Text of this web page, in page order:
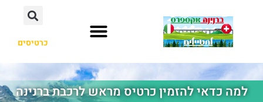
כרטיסים
למה כדאי להזמין כרטיס מראש לרכבת ברנינה